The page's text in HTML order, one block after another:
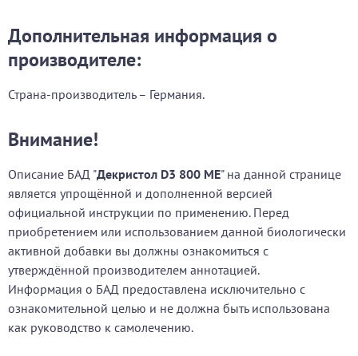
Дополнительная информация о
производителе:
Страна-производитель – Германия.
Внимание!
Описание БАД "Декристол D3 800 МЕ" на данной странице
является упрощённой и дополненной версией
официальной инструкции по применению. Перед
приобретением или использованием данной биологически
активной добавки вы должны ознакомиться с
утверждённой производителем аннотацией.
Информация о БАД предоставлена исключительно с
ознакомительной целью и не должна быть использована
как руководство к самолечению.